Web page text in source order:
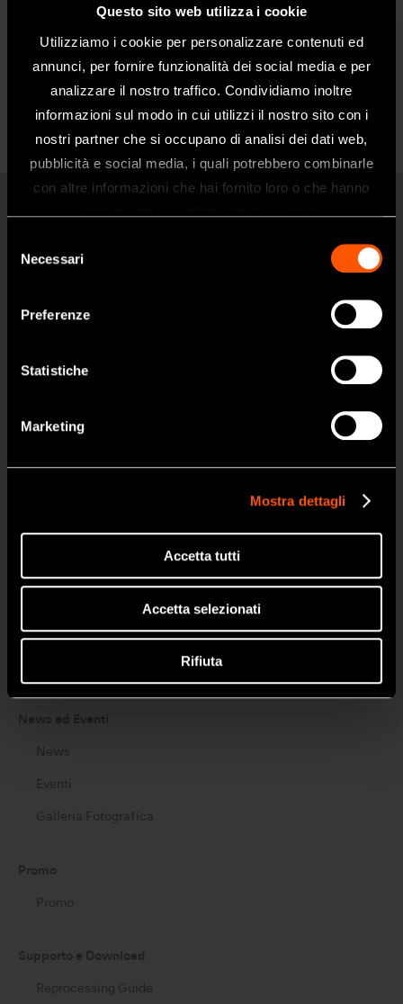
Questo sito web utilizza i cookie
Utilizziamo i cookie per personalizzare contenuti ed
annunci, per fornire funzionalità dei social media e per
analizzare il nostro traffico. Condividiamo inoltre
informazioni sul modo in cui utilizzi il nostro sito con i
nostri partner che si occupano di analisi dei dati web,
pubblicità e social media, i quali potrebbero combinarle
con altre informazioni che hai fornito loro o che hanno
Necessari
Preferenze
Statistiche
Marketing
Mostra dettagli
Accetta tutti
Accetta selezionati
Rifiuta
Benvenuti nel sito web di NSK Dental
Italy
Scopri di più
Turbine
Micromotori
Endodonzia
Tools for Professionals
News ed Eventi
News
Eventi
Galleria Fotografica
Promo
Promo
Supporto e Download
Reprocessing Guide